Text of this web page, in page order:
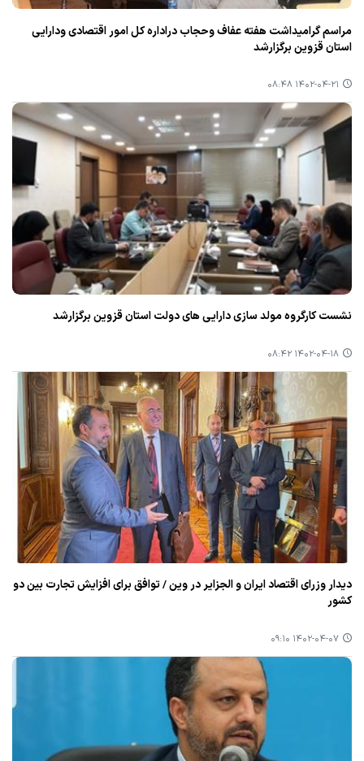
مراسم گرامیداشت هفته عفاف وحجاب دراداره كل امور اقتصادی ودارایی
استان قزوین برگزارشد
۱۴۰۲-۰۴-۲۱ ۰۸:۴۸
نشست كارگروه مولد سازی دارایی های دولت استان قزوین برگزارشد
۱۴۰۲-۰۴-۱۸ ۰۸:۴۲
دیدار وزرای اقتصاد ایران و الجزایر در وین / توافق برای افزایش تجارت بین دو
كشور
۱۴۰۲-۰۴-۰۷ ۰۹:۱۰